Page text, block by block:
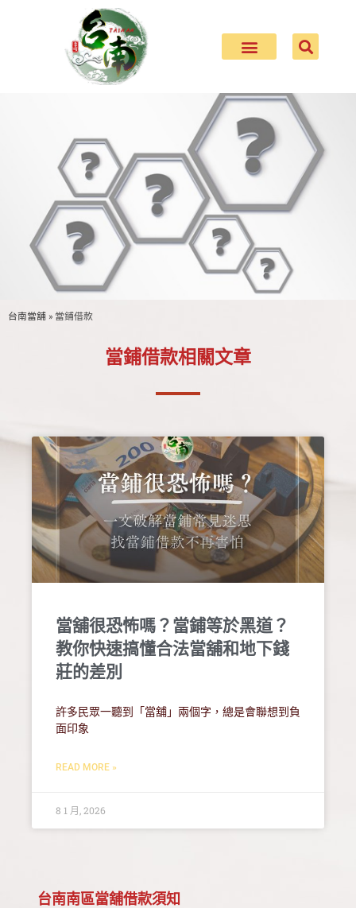
當舖借款常
見問題
台南當舖 » 當鋪借款
當鋪借款相關文章
當舖很恐怖嗎？當鋪等於黑道？
教你快速搞懂合法當舖和地下錢
莊的差別
許多民眾一聽到「當舖」兩個字，總是會聯想到負
面印象
READ MORE »
8 1 月, 2026
台南南區當舖借款須知